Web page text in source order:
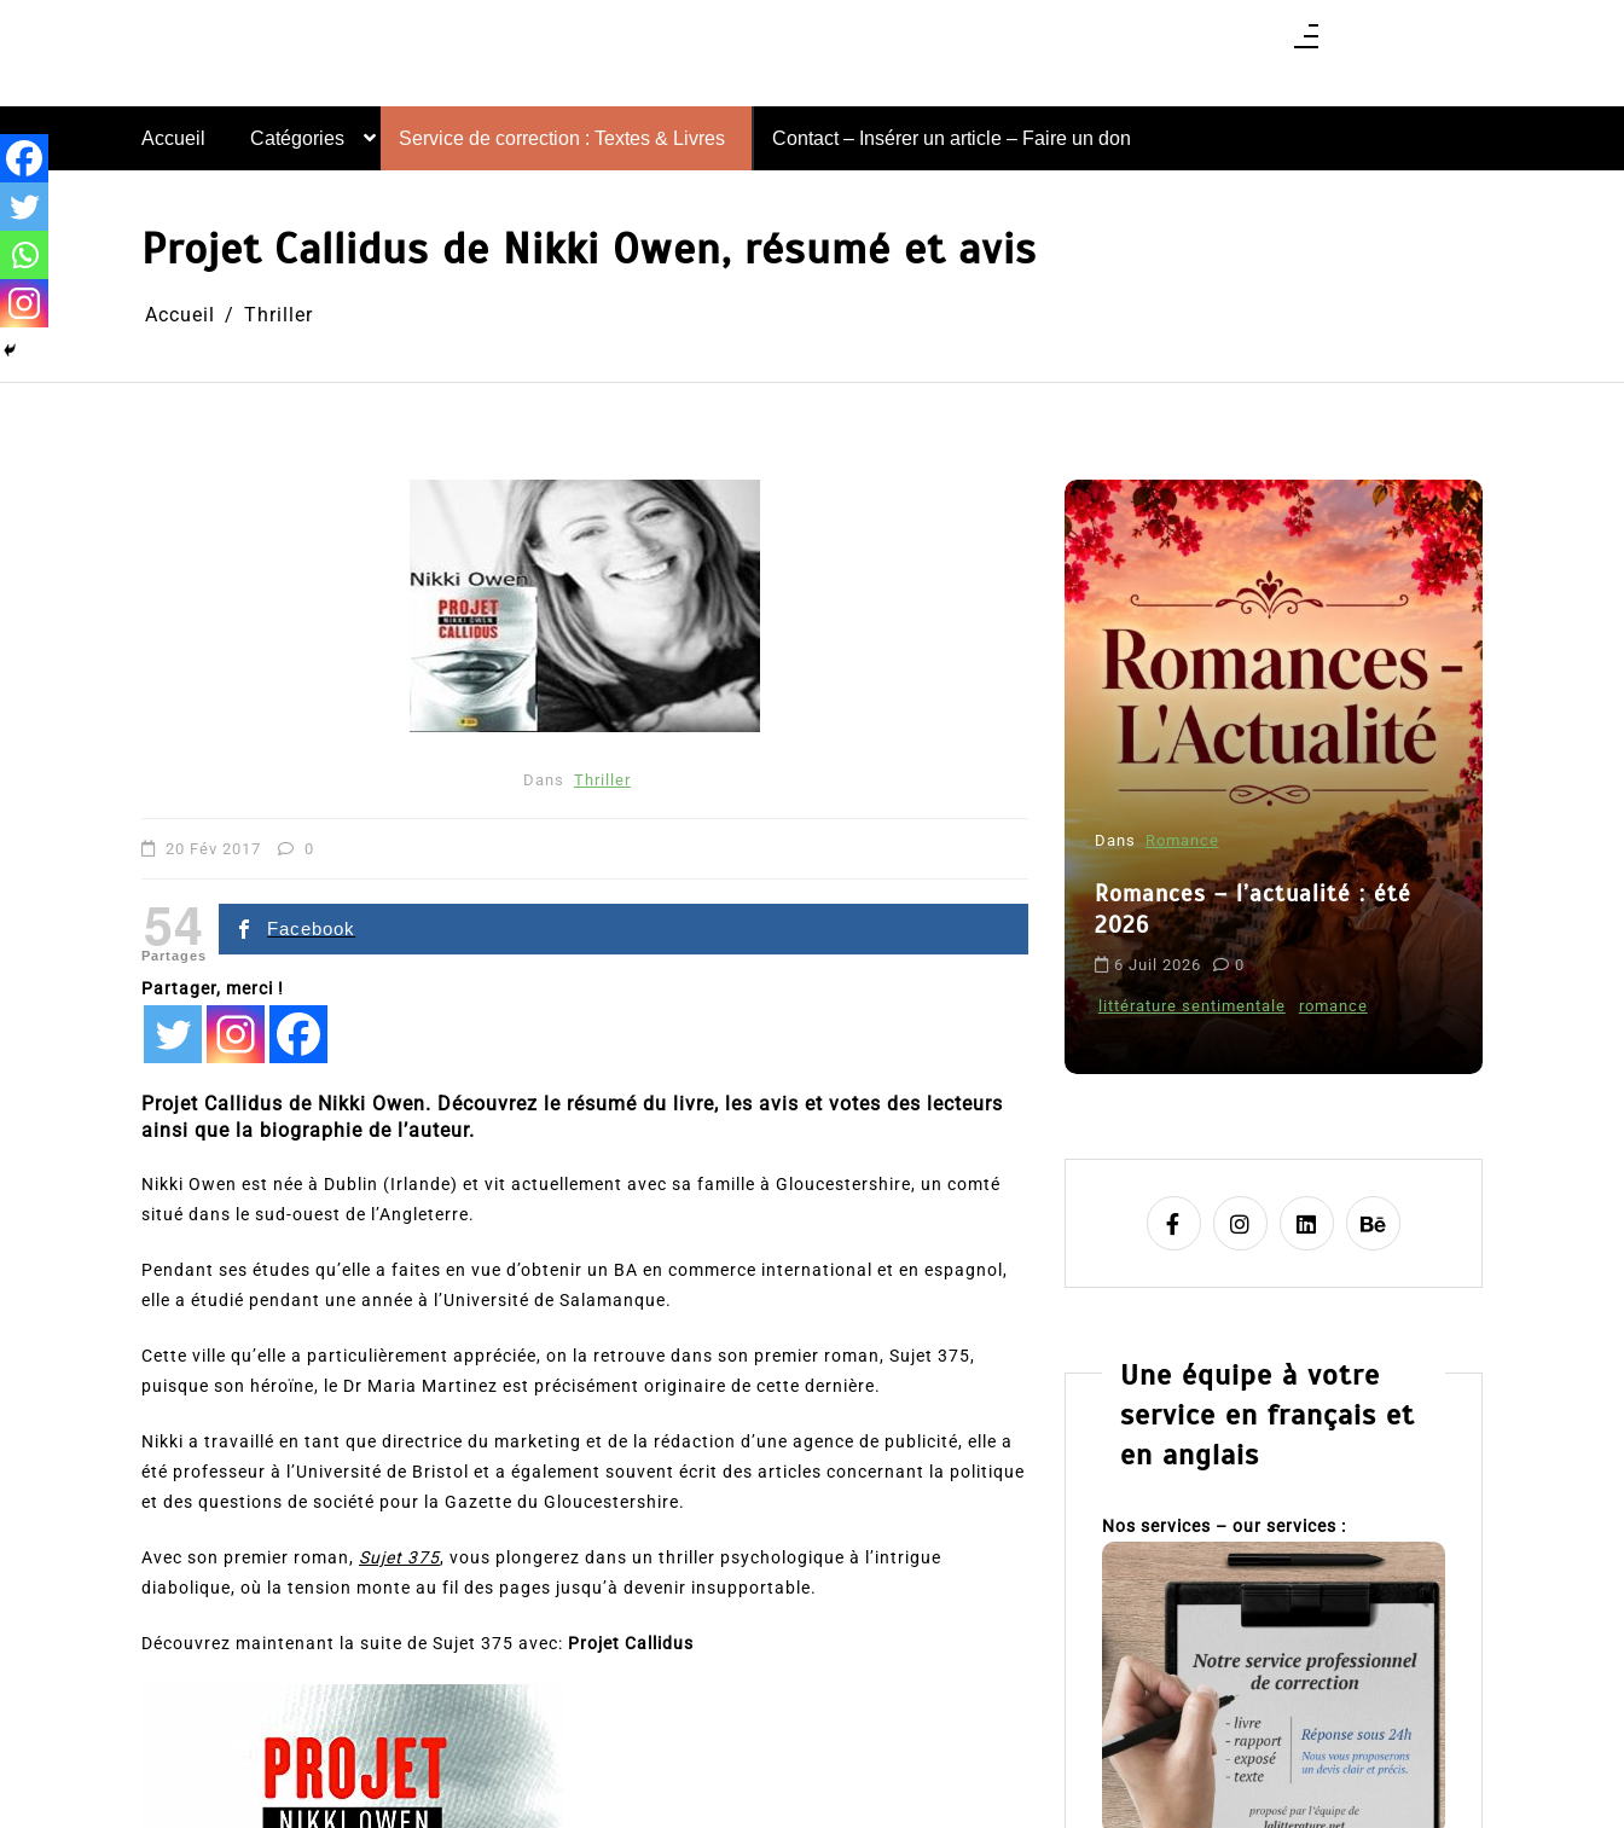
Accueil Catégories Service de correction : Textes & Livres Contact – Insérer un article – Faire un don
Projet Callidus de Nikki Owen, résumé et avis
Accueil Thriller
Dans Thriller
20 Fév 2017 0
54
Partages
Facebook
Partager, merci !
Projet Callidus de Nikki Owen. Découvrez le résumé du livre, les avis et votes des lecteurs
ainsi que la biographie de l’auteur.
Nikki Owen est née à Dublin (Irlande) et vit actuellement avec sa famille à Gloucestershire, un comté
situé dans le sud-ouest de l’Angleterre.
Pendant ses études qu’elle a faites en vue d’obtenir un BA en commerce international et en espagnol,
elle a étudié pendant une année à l’Université de Salamanque.
Cette ville qu’elle a particulièrement appréciée, on la retrouve dans son premier roman, Sujet 375,
puisque son héroïne, le Dr Maria Martinez est précisément originaire de cette dernière.
Nikki a travaillé en tant que directrice du marketing et de la rédaction d’une agence de publicité, elle a
été professeur à l’Université de Bristol et a également souvent écrit des articles concernant la politique
et des questions de société pour la Gazette du Gloucestershire.
Avec son premier roman, Sujet 375, vous plongerez dans un thriller psychologique à l’intrigue
diabolique, où la tension monte au fil des pages jusqu’à devenir insupportable.
Découvrez maintenant la suite de Sujet 375 avec: Projet Callidus
Dans Romance
2026
littérature sentimentale
Dans Thriller
Le coupable n’est pas Camille
Dans Romance
Romances – l’actualité : été
2026
6 Juil 2026 0
littérature sentimentale romance
Une équipe à votre
service en français et
en anglais
Nos services – our services :